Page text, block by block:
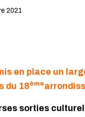
2021
en place un
du 18ème
sorties